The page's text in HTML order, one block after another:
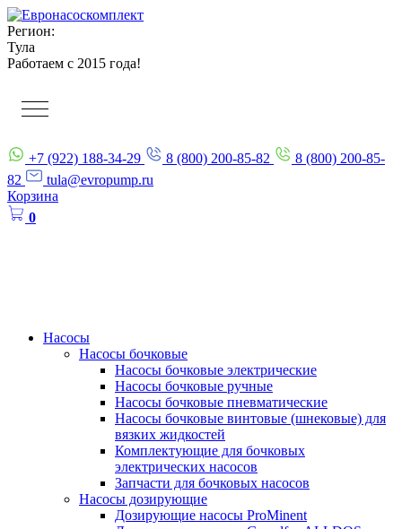
Регион:
Тула
Работаем с 2015 года!
+7 (922) 188-34-29 8 (800) 200-85-82
8 (800) 200-85-
82
tula@evropump.ru
Корзина
0
Насосы
Насосы бочковые
Насосы бочковые электрические
Насосы бочковые ручные
Насосы бочковые пневматические
Насосы бочковые винтовые (шнековые) для
вязких жидкостей
Комплектующие для бочковых
электрических насосов
Запчасти для бочковых насосов
Насосы дозирующие
Дозирующие насосы ProMinent